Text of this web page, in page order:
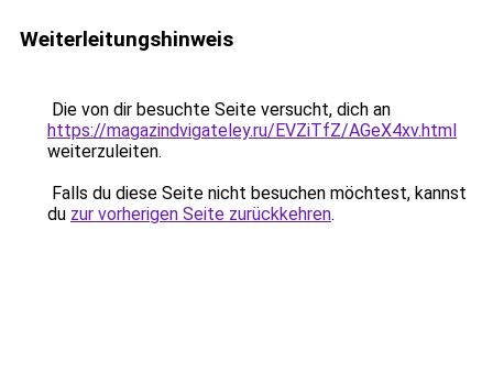
Weiterleitungshinweis
Die von dir besuchte Seite versucht, dich an
https://magazindvigateley.ru/EVZiTfZ/AGeX4xv.html
weiterzuleiten.
Falls du diese Seite nicht besuchen möchtest, kannst
du zur vorherigen Seite zurückkehren.